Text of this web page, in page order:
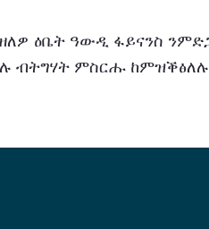
ብትግሃት ምስርሑ ከምዝቕፅለሉ